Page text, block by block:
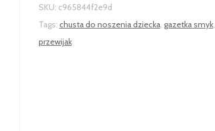
SKU: c965844f2e9d
Tags: chusta do noszenia dziecka, gazetka smyk,
przewijak